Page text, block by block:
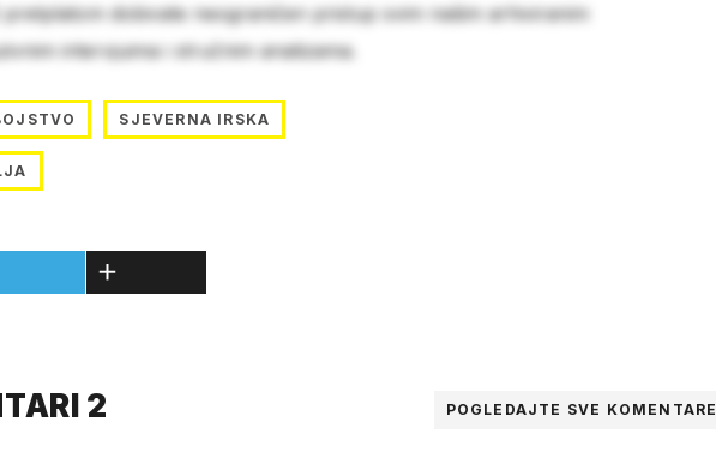
dobivate neograničen pristup svim našim arhiviranim
intervjuima i stručnim analizama.
SJEVERNA IRSKA
2 POGLEDAJTE SVE KOMENTARE